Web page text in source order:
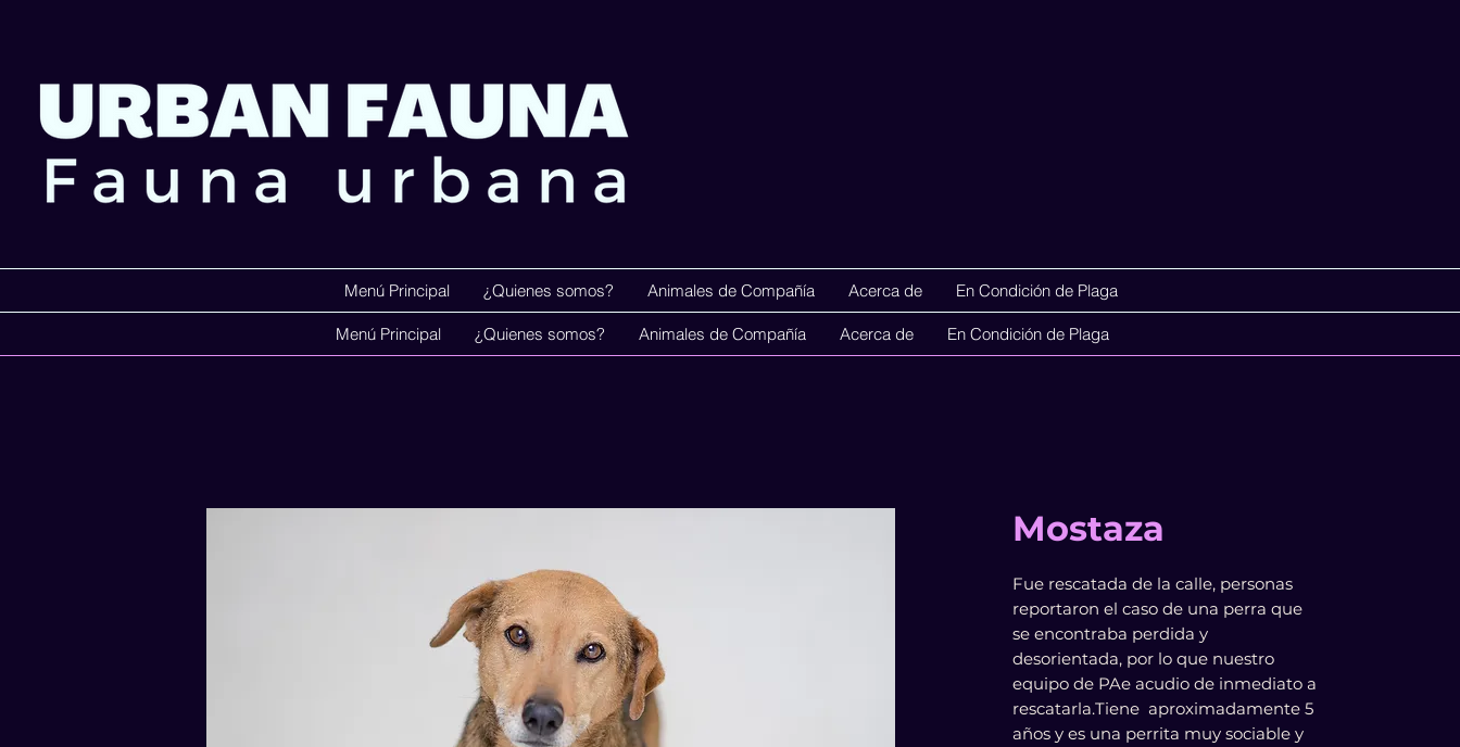
Menú Principal ¿Quienes somos? Animales de Compañía Acerca de En Condición de Plaga
Menú Principal ¿Quienes somos?
Menú Principal ¿Quienes somos? Animales de Compañía Acerca de En Condición de Plaga
Mostaza
Fue rescatada de la calle, personas
reportaron el caso de una perra que
se encontraba perdida y
desorientada, por lo que nuestro
equipo de PAe acudio de inmediato a
rescatarla.Tiene aproximadamente 5
años y es una perrita muy sociable y